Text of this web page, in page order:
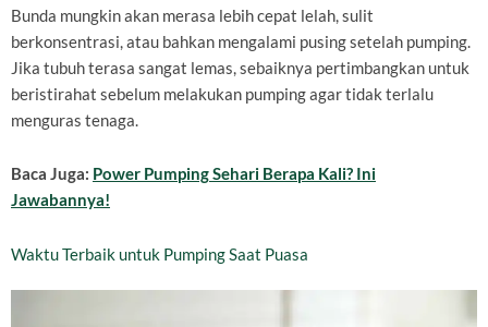
Bunda mungkin akan merasa lebih cepat lelah, sulit
berkonsentrasi, atau bahkan mengalami pusing setelah pumping.
Jika tubuh terasa sangat lemas, sebaiknya pertimbangkan untuk
beristirahat sebelum melakukan pumping agar tidak terlalu
menguras tenaga.
Baca Juga: Power Pumping Sehari Berapa Kali? Ini
Jawabannya!
Waktu Terbaik untuk Pumping Saat Puasa